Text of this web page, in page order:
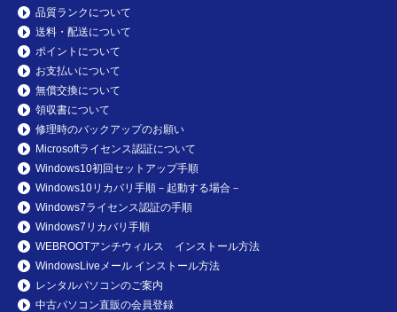
品質ランクについて
送料・配送について
ポイントについて
お支払いについて
無償交換について
領収書について
修理時のバックアップのお願い
Microsoftライセンス認証について
Windows10初回セットアップ手順
Windows10リカバリ手順－起動する場合－
Windows7ライセンス認証の手順
Windows7リカバリ手順
WEBROOTアンチウィルス インストール方法
WindowsLiveメール インストール方法
レンタルパソコンのご案内
中古パソコン直販の会員登録